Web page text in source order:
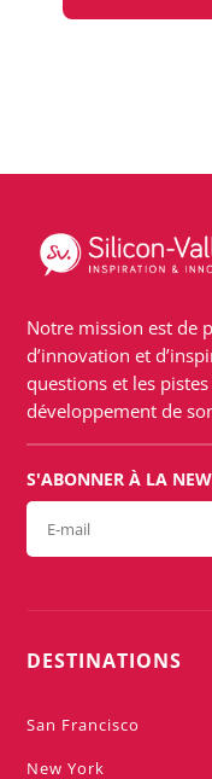
Notre mission est de
d’innovation et
questions et les
développement de
S'ABONNER À LA
DESTINATIONS
San Francisco
New York